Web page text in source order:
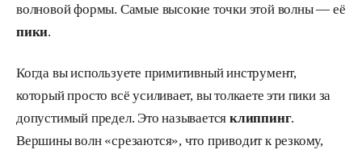
волновой формы. Самые высокие точки этой волны — её
пики.
Когда вы используете примитивный инструмент,
который просто всё усиливает, вы толкаете эти пики за
допустимый предел. Это называетсяклиппинг.
Вершины волн «срезаются», что приводит к резкому,